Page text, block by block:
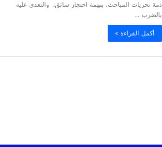
ذمة تحريات المباحث، بتهمة احتجاز سائق، والتعدى عليه
بالضرب …
أكمل القراءة »